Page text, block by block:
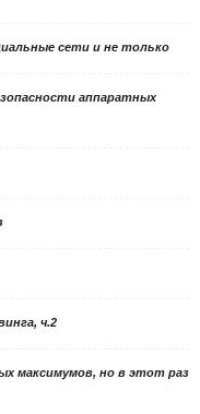
сети и не только
аппаратных
ч.2
максимумов, но в этот раз